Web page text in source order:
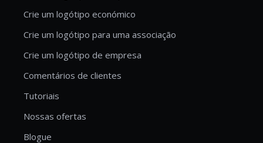
Crie um logótipo económico
Crie um logótipo para uma associação
Crie um logótipo de empresa
Comentários de clientes
Tutoriais
Nossas ofertas
Blogue